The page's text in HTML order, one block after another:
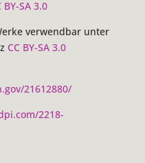
BY-SA 3.0
verwendbar unter
CC BY-SA 3.0
21612880/
2218-